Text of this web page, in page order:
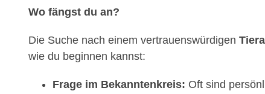
Wo fängst du an?
Die Suche nach einem vertrauenswürdigen
wie du beginnen kannst:
Frage im Bekanntenkreis: Oft sind